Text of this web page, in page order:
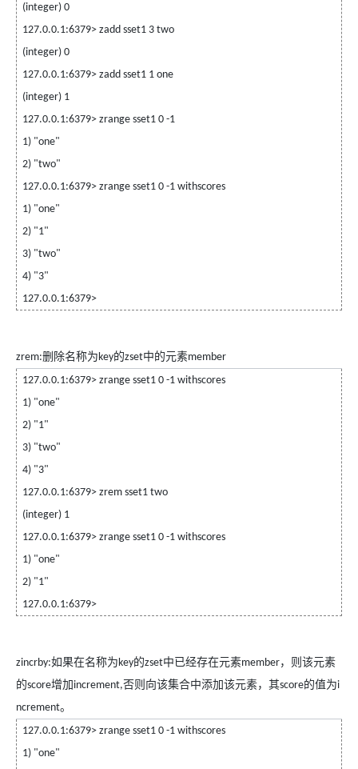
(integer) 0
127.0.0.1:6379> zadd sset1 3 two
(integer) 0
127.0.0.1:6379> zadd sset1 1 one
(integer) 1
127.0.0.1:6379> zrange sset1 0 -1
1) "one"
2) "two"
127.0.0.1:6379> zrange sset1 0 -1 withscores
1) "one"
2) "1"
3) "two"
4) "3"
127.0.0.1:6379>
zrem:删除名称为key的zset中的元素member
127.0.0.1:6379> zrange sset1 0 -1 withscores
1) "one"
2) "1"
3) "two"
4) "3"
127.0.0.1:6379> zrem sset1 two
(integer) 1
127.0.0.1:6379> zrange sset1 0 -1 withscores
1) "one"
2) "1"
127.0.0.1:6379>
zincrby:如果在名称为key的zset中已经存在元素member，则该元素
的score增加 increment,否则向该集合中添加该元素，其score的值为i
ncrement。
127.0.0.1:6379> zrange sset1 0 -1 withscores
1) "one"